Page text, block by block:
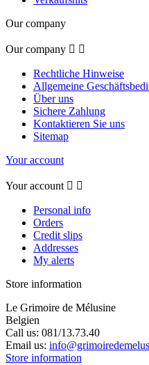
Our company
Our company  
Rechtliche Hinweise
Allgemeine
Über uns
Sichere Zahlung
Kontaktieren Sie uns
Sitemap
Your account
Your account  
Personal info
Orders
Credit slips
Addresses
My alerts
Store information
Le Grimoire de Mélusine
Belgien
Call us: 081/13.73.40
Email us:
Store information